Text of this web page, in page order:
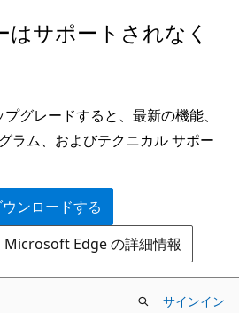
サポートされなく
グレードすると、最新の機能、
ラム、およびテクニカル サポー
ンロードする
Edge の詳細情報
サインイン